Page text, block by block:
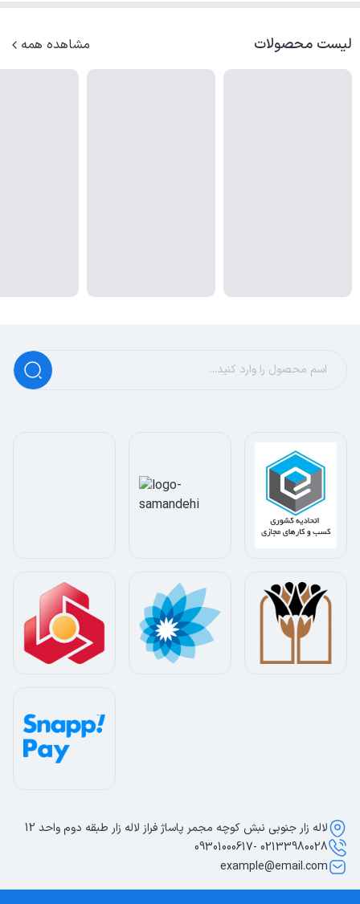
مناسب برای تجربه تماشای فیلم‌ها و بازی‌های ویدئویی با صدای
فراگیر و احساسی است.
لیست محصولات مشاهده همه
لاله زار جنوبی نبش کوچه مجمر پاساژ فراز لاله زار طبقه دوم واحد 12
02133980028 -09301000617
example@email.com